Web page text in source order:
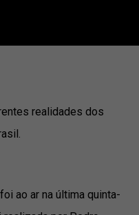
realidades dos
ao ar na última quinta-